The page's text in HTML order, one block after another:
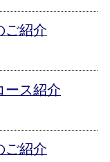
ご紹介
ース紹介
ご紹介